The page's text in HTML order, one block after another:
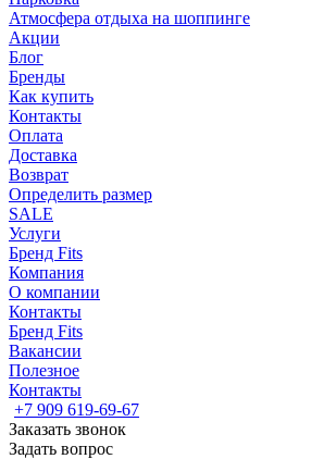
Атмосфера отдыха на шоппинге
Акции
Блог
Бренды
Как купить
Контакты
Оплата
Доставка
Возврат
Определить размер
SALE
Услуги
Бренд Fits
Компания
О компании
Контакты
Бренд Fits
Вакансии
Полезное
Контакты
+7 909 619-69-67
Заказать звонок
Задать вопрос